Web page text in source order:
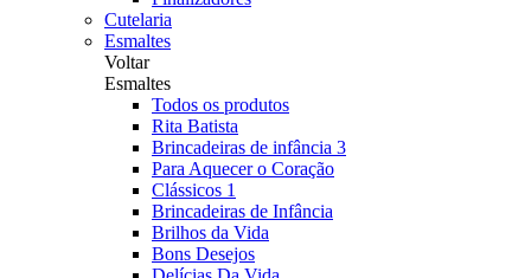
Cutelaria
Esmaltes
Voltar
Esmaltes
Todos os produtos
Rita Batista
Brincadeiras de infância 3
Para Aquecer o Coração
Clássicos 1
Brincadeiras de Infância
Brilhos da Vida
Bons Desejos